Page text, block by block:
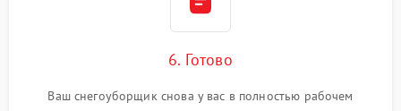
6. Готово
Ваш снегоуборщик снова у вас в полностью рабочем